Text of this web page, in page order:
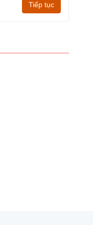
Tiếp tục